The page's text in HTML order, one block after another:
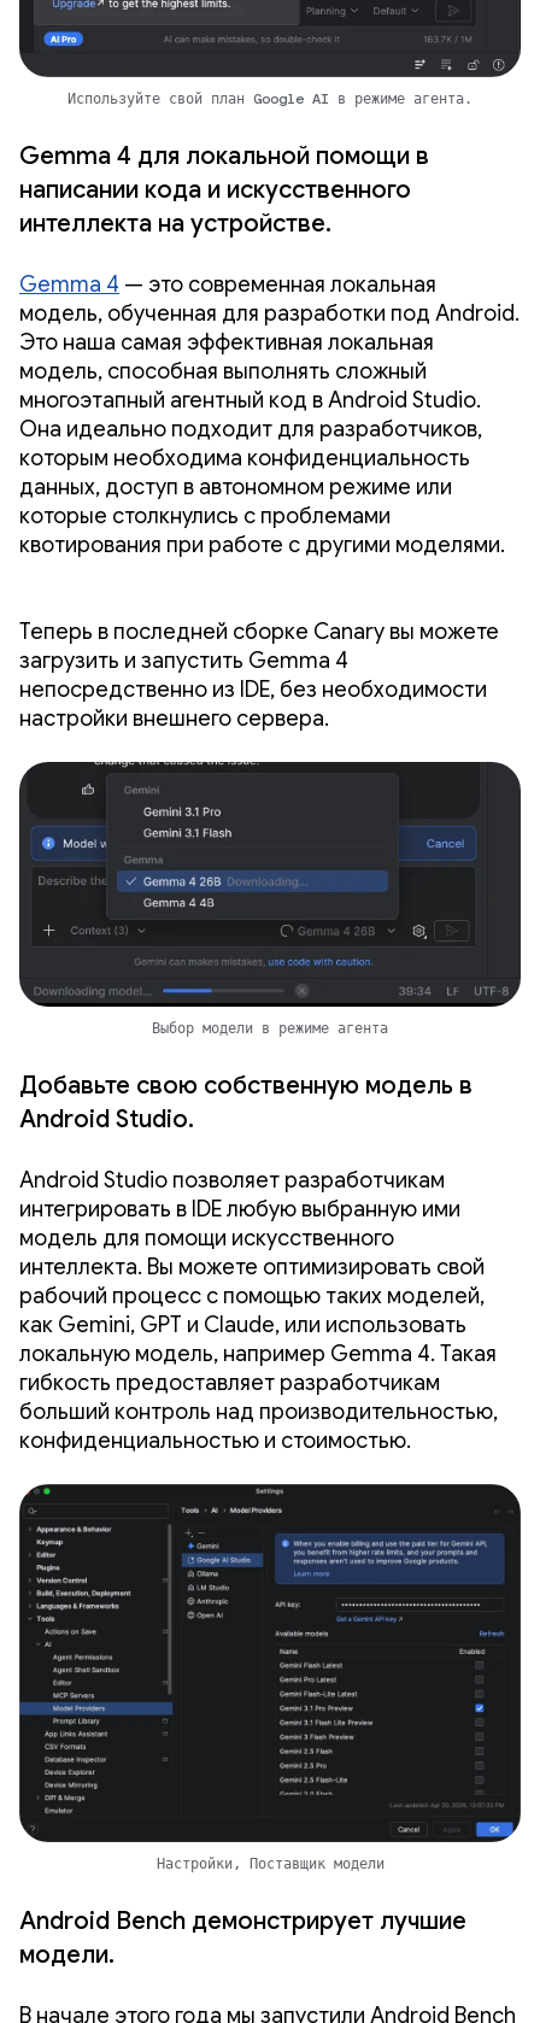
Используйте свой план Google AI в режиме агента.
Gemma 4 для локальной помощи в
написании кода и искусственного
интеллекта на устройстве.
Gemma 4 — это современная локальная
модель, обученная для разработки под Android.
Это наша самая эффективная локальная
модель, способная выполнять сложный
многоэтапный агентный код в Android Studio.
Она идеально подходит для разработчиков,
которым необходима конфиденциальность
данных, доступ в автономном режиме или
которые столкнулись с проблемами
квотирования при работе с другими моделями.
Теперь в последней сборке Canary вы можете
загрузить и запустить Gemma 4
непосредственно из IDE, без необходимости
настройки внешнего сервера.
Выбор модели в режиме агента
Добавьте свою собственную модель в
Android Studio.
Android Studio позволяет разработчикам
интегрировать в IDE любую выбранную ими
модель для помощи искусственного
интеллекта. Вы можете оптимизировать свой
рабочий процесс с помощью таких моделей,
как Gemini, GPT и Claude, или использовать
локальную модель, например Gemma 4. Такая
гибкость предоставляет разработчикам
больший контроль над производительностью,
конфиденциальностью и стоимостью.
Настройки, Поставщик модели
Android Bench демонстрирует лучшие
модели.
В начале этого года мы запустили Android Bench